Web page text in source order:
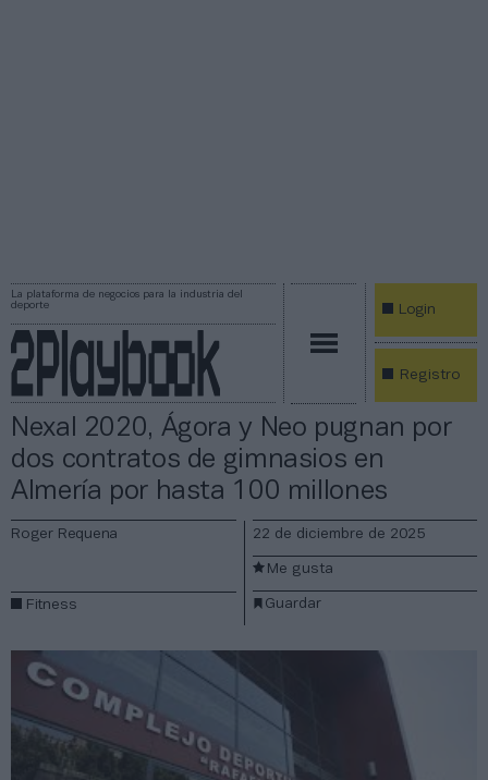
La plataforma de negocios para la industria del
deporte
Login
Registro
Nexal 2020, Ágora y Neo pugnan por
dos contratos de gimnasios en
Almería por hasta 100 millones
Roger Requena
Fitness
22 de diciembre de 2025
Guardar
Me gusta